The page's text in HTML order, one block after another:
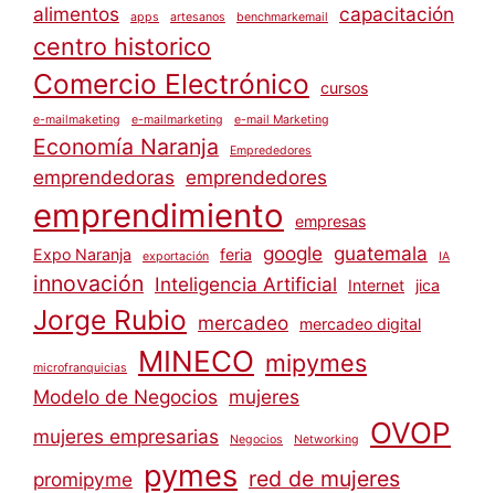
alimentos apps artesanos benchmarkemail capacitación
centro historico
Comercio Electrónico cursos
e-mailmaketing e-mailmarketing e-mail Marketing
Economía Naranja Emprededores
emprendedoras emprendedores
emprendimiento
empresas
Expo Naranja
exportación feria google guatemala IA
innovación Inteligencia Artificial Internet jica
Jorge Rubio mercadeo mercadeo digital
microfranquicias MINECO mipymes
Modelo de Negocios mujeres
mujeres empresarias
Negocios Networking OVOP
promipyme pymes red de mujeres